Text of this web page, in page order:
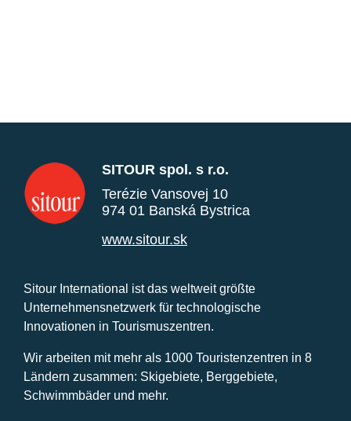
SITOUR spol. s r.o.
Terézie Vansovej 10
974 01 Banská Bystrica
www.sitour.sk
Sitour International ist das weltweit größte
Unternehmensnetzwerk für technologische
Innovationen in Tourismuszentren.
Wir arbeiten mit mehr als 1000 Touristenzentren in 8
Ländern zusammen: Skigebiete, Berggebiete,
Schwimmbäder und mehr.